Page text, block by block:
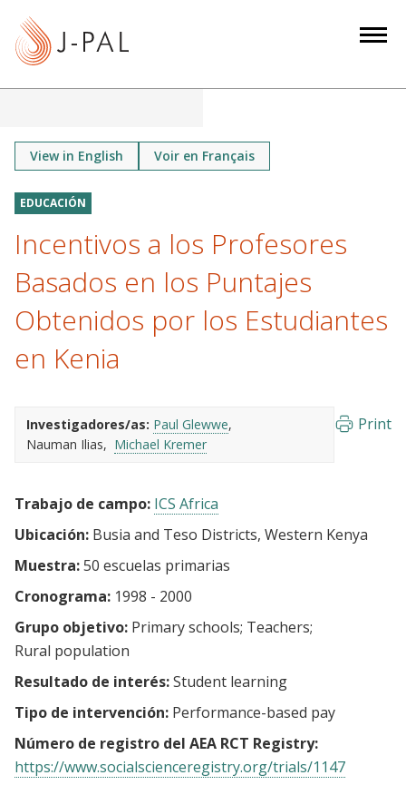
View in English Voir en Français
EDUCACIÓN
Incentivos a los Profesores
Basados en los Puntajes
Obtenidos por los Estudiantes
en Kenia
Investigadores/as: Paul Glewwe
Nauman Ilias
Michael Kremer
Print
Trabajo de campo: ICS Africa
Ubicación: Busia and Teso Districts, Western Kenya
Muestra:50 escuelas primarias
Cronograma: 1998 - 2000
Grupo objetivo: Primary schools Teachers
Rural population
Resultado de interés:Student learning
Tipo de intervención: Performance-based pay
Número de registro del AEA RCT Registry:
https://www.socialscienceregistry.org/trials/1147